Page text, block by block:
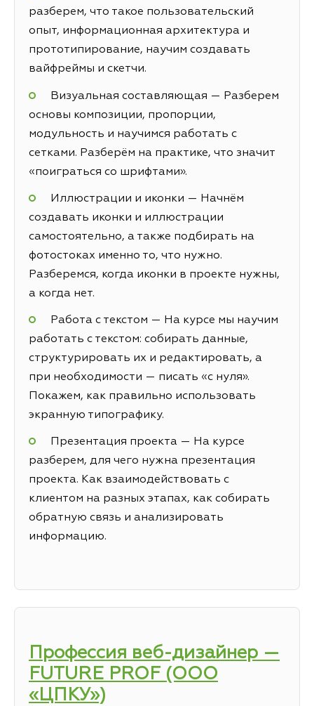
разберем, что такое пользовательский
опыт, информационная архитектура и
прототипирование, научим создавать
вайфреймы и скетчи.
Визуальная составляющая — Разберем
основы композиции, пропорции,
модульность и научимся работать с
сетками. Разберём на практике, что значит
«поиграться со шрифтами».
Иллюстрации и иконки — Начнём
создавать иконки и иллюстрации
самостоятельно, а также подбирать на
фотостоках именно то, что нужно.
Разберемся, когда иконки в проекте нужны,
а когда нет.
Работа с текстом — На курсе мы научим
работать с текстом: собирать данные,
структурировать их и редактировать, а
при необходимости — писать «с нуля».
Покажем, как правильно использовать
экранную типографику.
Презентация проекта — На курсе
разберем, для чего нужна презентация
проекта. Как взаимодействовать с
клиентом на разных этапах, как собирать
обратную связь и анализировать
информацию.
Профессия веб-дизайнер —
FUTURE PROF (ООО
«ЦПКУ»)